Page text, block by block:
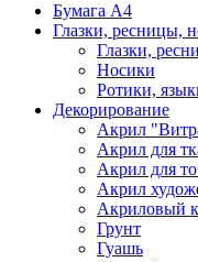
Бумага А4
Глазки, ресницы,
Глазки,
Носики
Ротики,
Декорирование
Акрил
Акрил для
Акрил для
Акрил
Акриловый
Грунт
Гуашь